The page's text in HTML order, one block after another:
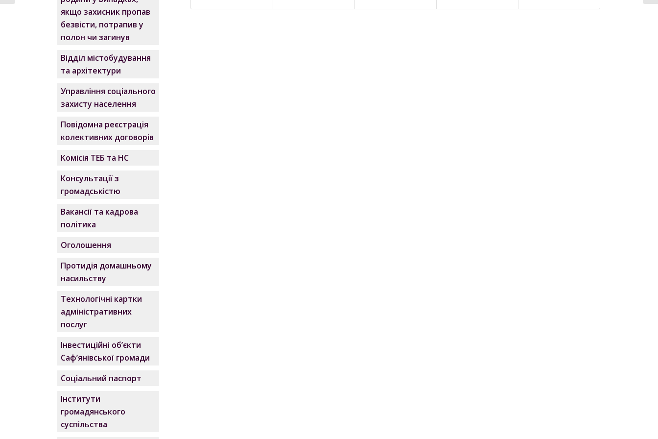
якщо захисник пропав
безвісти, потрапив у
полон чи загинув
Відділ містобудування
та архітектури
Управління соціального
захисту населення
Повідомна реєстрація
колективних договорів
Комісія ТЕБ та НС
Консультації з
громадськістю
Вакансії та кадрова
політика
Оголошення
Протидія домашньому
насильству
Технологічні картки
адміністративних
послуг
Інвестиційні об’єкти
Саф’янівської громади
Соціальний паспорт
Інститути
громадянського
суспільства